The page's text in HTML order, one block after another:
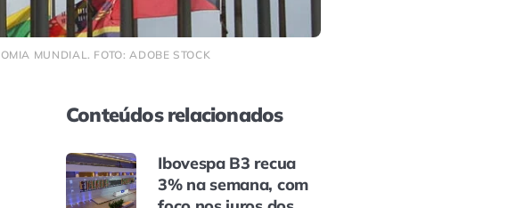
MUNDIAL. FOTO: ADOBE STOCK
Conteúdos relacionados
Ibovespa B3 recua
3% na semana, com